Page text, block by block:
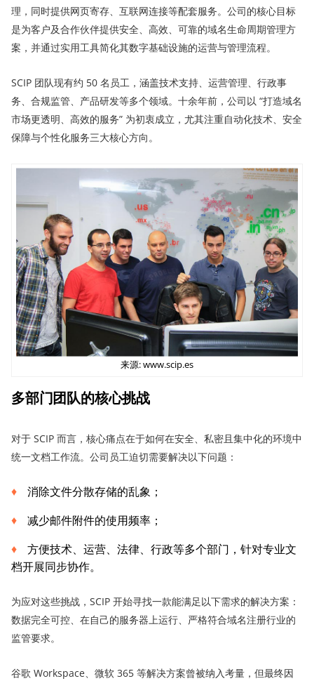
理，同时提供网页寄存、互联网连接等配套服务。公司的核心目标
是为客户及合作伙伴提供安全、高效、可靠的域名生命周期管理方
案，并通过实用工具简化其数字基础设施的运营与管理流程。
SCIP 团队现有约 50 名员工，涵盖技术支持、运营管理、行政事
务、合规监管、产品研发等多个领域。十余年前，公司以 “打造域名
市场更透明、高效的服务” 为初衷成立，尤其注重自动化技术、安全
保障与个性化服务三大核心方向。
来源: www.scip.es
多部门团队的核心挑战
对于 SCIP 而言，核心痛点在于如何在安全、私密且集中化的环境中
统一文档工作流。公司员工迫切需要解决以下问题：
消除文件分散存储的乱象；
减少邮件附件的使用频率；
方便技术、运营、法律、行政等多个部门，针对专业文
档开展同步协作。
为应对这些挑战，SCIP 开始寻找一款能满足以下需求的解决方案：
数据完全可控、在自己的服务器上运行、严格符合域名注册行业的
监管要求。
谷歌 Workspace、微软 365 等解决方案曾被纳入考量，但最终因